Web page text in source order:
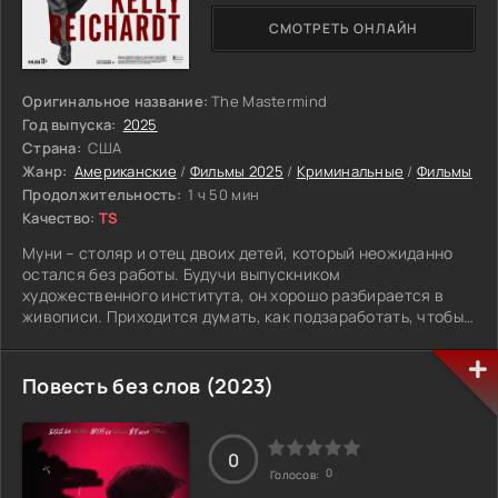
Оригинальное название: The Mastermind
Год выпуска: 2025
Страна: США
Жанр: Американские / Фильмы 2025 / Криминальные /Фильмы
Продолжительность: 1 ч 50 мин
Качество: TS
Муни – столяр и отец двоих детей, который неожиданно
остался без работы. Будучи выпускником
художественного института, он хорошо разбирается в
живописи. Приходится думать, как подзаработать, чтобы
более, чтобы быстро закрыть долги, обеспечить детям
достойное будущее. Мужчина решился на преступление,
которое сулило крупную сумму. На дворе 1970 год,
непростой период для большинства. Муни продумал
аферу и нашел двух сомнительных напарников, чтобы
совершить кражу четырёх картин из музея. Собирается
действовать днём, будучи на глазах у многих
СМОТРЕТЬ ОНЛАЙН
Повесть без слов (2023)
0
Голосов: 0